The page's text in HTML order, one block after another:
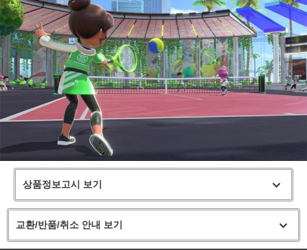
상품정보고시 보기
교환/반품/취소 안내 보기